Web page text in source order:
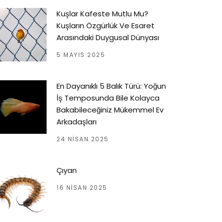
Kuşlar Kafeste Mutlu Mu?
Kuşların Özgürlük Ve Esaret
Arasındaki Duygusal Dünyası
5 MAYIS 2025
En Dayanıklı 5 Balık Türü: Yoğun
İş Temposunda Bile Kolayca
Bakabileceğiniz Mükemmel Ev
Arkadaşları
24 NISAN 2025
Çıyan
16 NISAN 2025